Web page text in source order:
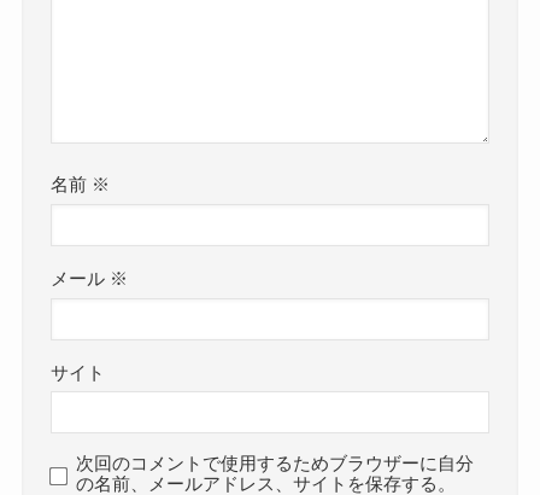
名前 ※
メール ※
サイト
次回のコメントで使用するためブラウザーに自分
の名前、メールアドレス、サイトを保存する。